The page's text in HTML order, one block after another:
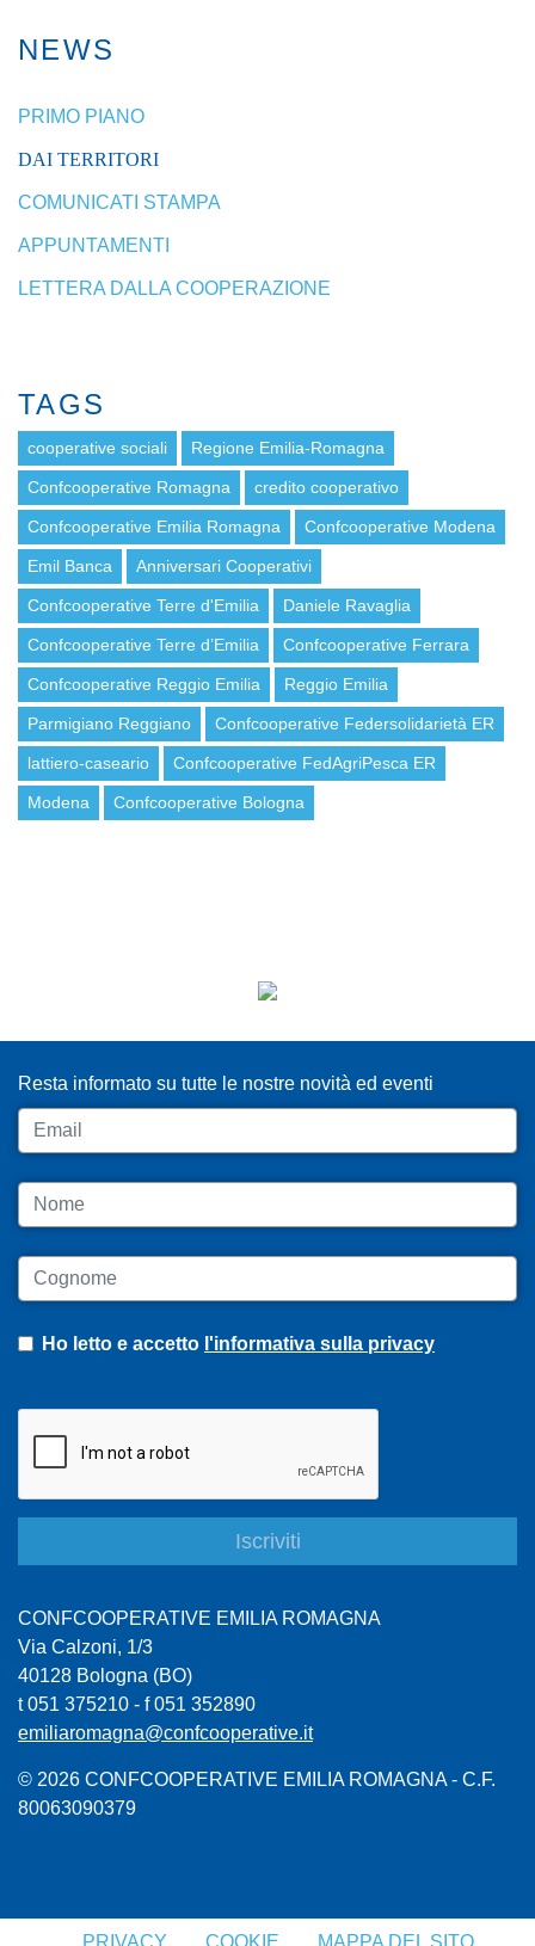
NEWS
PRIMO PIANO
DAI TERRITORI
COMUNICATI STAMPA
APPUNTAMENTI
LETTERA DALLA COOPERAZIONE
TAGS
cooperative sociali Regione Emilia-Romagna
Confcooperative Romagna credito cooperativo
Confcooperative Emilia Romagna Confcooperative Modena
Emil Banca Anniversari Cooperativi
Confcooperative Terre d'Emilia Daniele Ravaglia
Confcooperative Terre d’Emilia Confcooperative Ferrara
Confcooperative Reggio Emilia Reggio Emilia
Parmigiano Reggiano Confcooperative Federsolidarietà ER
lattiero-caseario Confcooperative FedAgriPesca ER
Modena Confcooperative Bologna
Resta informato su tutte le nostre novità ed eventi
Email
Nome
Cognome
Ho letto e accetto l'informativa sulla privacy
CONFCOOPERATIVE EMILIA ROMAGNA
Via Calzoni, 1/3
40128 Bologna (BO)
t 051 375210 - f 051 352890
emiliaromagna@confcooperative.it
© 2026 CONFCOOPERATIVE EMILIA ROMAGNA - C.F.
80063090379
PRIVACY COOKIE MAPPA DEL SITO